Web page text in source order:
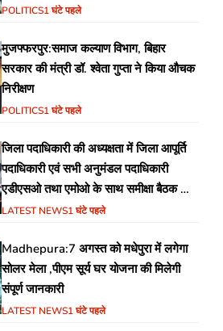
(MoU) पर हस्ताक्षर
POLITICS1 घंटे पहले
मुजफ्फरपुर:समाज कल्याण विभाग, बिहार
सरकार की मंत्री डॉ. श्वेता गुप्ता ने किया औचक
निरीक्षण
POLITICS1 घंटे पहले
जिला पदाधिकारी की अध्यक्षता में जिला आपूर्ति
पदाधिकारी एवं सभी अनुमंडल पदाधिकारी
एडीएसओ तथा एमोओ के साथ समीक्षा बैठक का
आयोजन
LATEST NEWS1 घंटे पहले
Madhepura:7 अगस्त को मधेपुरा में लगेगा
सोलर मेला ,पीएम सूर्य घर योजना की मिलेगी
संपूर्ण जानकारी
LATEST NEWS1 घंटे पहले